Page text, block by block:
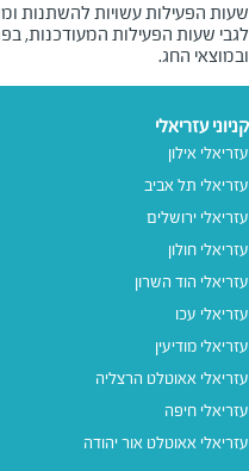
שעות הפעילות עשויות להשתנות
לגבי שעות הפעילות המעודכנות,
ובמוצאי החג.
קניוני עזריאלי
עזריאלי אילון
עזריאלי תל אביב
עזריאלי ירושלים
עזריאלי חולון
עזריאלי הוד השרון
עזריאלי עכו
עזריאלי מודיעין
עזריאלי אאוטלט הרצליה
עזריאלי חיפה
עזריאלי אאוטלט אור יהודה